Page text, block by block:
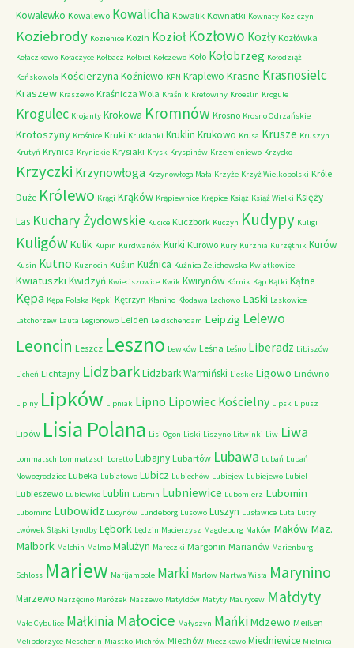
Kowalewko Kowalewo Kowalicha Kowalik Kownatki Kownaty Koziczyn
Koziebrody Kozienice Kozin Kozioł Kozłowo Kozły Kozłówka
Kołaczkowo Kołaczyce Kołbacz Kołbiel Kołczewo Koło Kołobrzeg Kołodziąż
Końskowola Kościerzyna Koźniewo KPN Kraplewo Krasne Krasnosielc
Kraszew Kraszewo Kraśnicza Wola Kraśnik Kretowiny Kroeslin Krogule
Krogulec Krojanty Krokowa Kromnów Krosno Krosno Odrzańskie
Krotoszyny Krośnice Kruki Kruklanki Kruklin Krukowo Krusa Krusze Kruszyn
Krutyń Krynica Krynickie Krysiaki Krysk Kryspinów Krzemieniewo Krzycko
Krzyczki Krzynowłoga Krzynowłoga Mała Krzyże Krzyż Wielkopolski Króle
Duże Królewo Krągi Krąków Krąpiewnice Krępice Książ Książ Wielki Księży
Las Kuchary Żydowskie Kucice Kuczbork Kuczyn Kudypy Kuligi
KuligówKulik Kupin Kurdwanów Kurki Kurowo Kury Kurznia Kurzętnik Kurów
Kusin Kutno Kuznocin Kuślin Kuźnica Kuźnica Żelichowska Kwiatkowice
Kwiatuszki Kwidzyń Kwieciszowice Kwik Kwirynów Kórnik Kąp Kątki Kątne
Kępa Kępa Polska Kępki Kętrzyn Kłanino Kłodawa Lachowo Laski Laskowice
Latchorzew Lauta Legionowo Leiden Leidschendam Leipzig Lelewo
Leoncin Leszcz Leszno Lewków Leśna Leśno Liberadz Libiszów
Licheń Lichtajny LidzbarkLidzbark Warmiński Lieske Ligowo Linówno
Lipiny Lipków Lipniak Lipno Lipowiec Kościelny Lipsk Lipusz
Lipów Lisia Polana Lisi Ogon Liski Liszyno Litwinki Liw Liwa
Lommatsch Lommatzsch Loretto Lubajny Lubartów Lubawa Lubań Lubań
Nowogrodziec Lubeka Lubiatowo Lubicz Lubiechów Lubiejew Lubiejewo Lubiel
Lubieszewo Lublewko Lublin Lubmin Lubniewice Lubomierz Lubomin
Lubomino Lubowidz Lucynów Lundeborg Lusowo Luszyn Lusławice Luta Lutry
Lwówek Śląski Lyndby Lębork Lędzin Macierzysz Magdeburg Maków Maków Maz.
Malbork Malchin Malmo Malużyn Mareczki Margonin Marianów Marienburg
Schloss Mariew Marijampole Marki Marlow Martwa Wisła Marynino
Marzewo Marzęcino Marózek Maszewo Matyldów Matyty Maurycew Małdyty
Małe Cybulice Małkinia Małocice Małyszyn MańkiMdzewo Meißen
Melibdorzyce Mescherin Miastko Michrów Miechów Mieczkowo Miedniewice Mielnica